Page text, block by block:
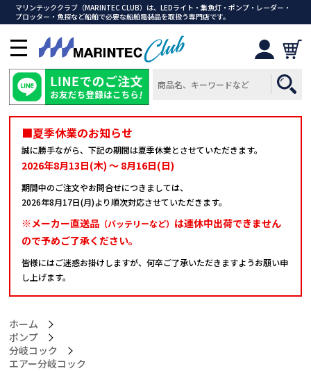
マリンテッククラブ（MARINTEC CLUB）は、LEDライト・集魚灯・ポンプ・レーダー・
プロッター・魚探など船舶で必要な船舶電装品を取扱う専門店です。
メ
ニ
ュ
ー
を
■夏季休業のお知らせ
誠に勝手ながら、下記の期間は夏季休業とさせていただきます。
2026年8月13日(木) ～ 8月16日(日)
期間中のご注文やお問合せにつきましては、
2026年8月17日(月)より順次対応させていただきます。
※メーカー直送品 （バッテリーなど） は連休中出荷できません
ので予めご了承ください。
皆様にはご迷惑お掛けしますが、何卒ご了承いただきますようお願い申
し上げます。
ホーム
ポンプ
分岐コック
>エアー分岐コック